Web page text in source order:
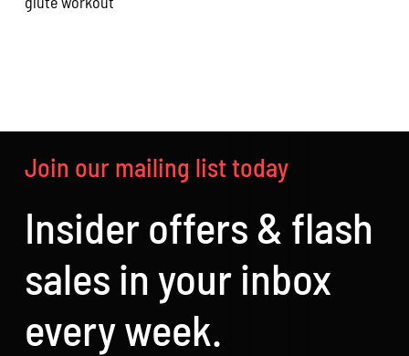
Join our mailing list today
Insider offers & flash
sales in your inbox
every week.